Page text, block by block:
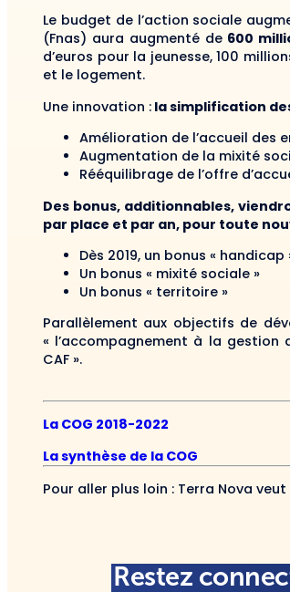
Le budget de l’action sociale
(Fnas) aura augmenté de 600
d’euros pour la jeunesse, 100
et le logement.
Une innovation : la simplification
Amélioration de l’accueil des
Augmentation de la mixité
Rééquilibrage de l’offre
Des bonus, additionnables,
par place et par an, pour toute
Dès 2019, un bonus « handicap
Un bonus « mixité sociale »
Un bonus « territoire »
Parallèlement aux objectifs de
« l’accompagnement à la
CAF ».
La COG 2018-2022
La synthèse de la COG
Pour aller plus loin : Terra Nova
Restez